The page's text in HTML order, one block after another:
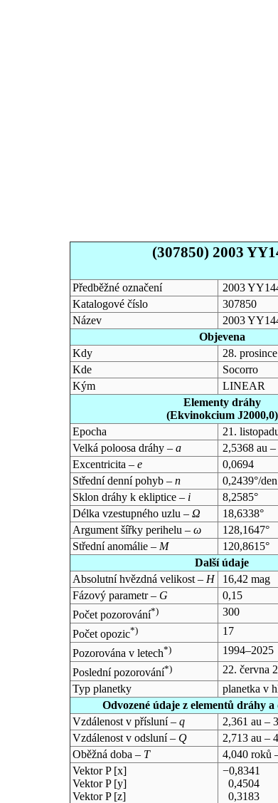
(307850) 2003
Předběžné označení
2003
Katalogové číslo
307850
Název
2003
Objevena
Kdy
28.
Kde
Socorro
Kým
LINEAR
Elementy dráhy
(Ekvinokcium J2000,0)
Epocha
21.
Velká poloosa dráhy – a
2,5368 au
Excentricita – e
0,0694
Střední denní pohyb – n
0,2439°/den
Sklon dráhy k ekliptice – i
8,2585°
Délka vzestupného uzlu – Ω
18,6338°
Argument šířky perihelu – ω
128,1647°
Střední anomálie – M
120,8615°
Další údaje
Absolutní hvězdná velikost – H
16,42 mag
Fázový parametr – G
0,15
Počet pozorování*)
300
Počet opozic*)
17
Pozorována v letech*)
1994–2025
Poslední pozorování*)
22. června
Typ planetky
planetka v
Odvozené údaje z elementů dráhy
Vzdálenost v přísluní – q
2,361 au –
Vzdálenost v odsluní – Q
2,713 au –
Oběžná doba – T
4,040 roků
Vektor P [x]
Vektor P [y]
Vektor P [z]
−0,8341
0,4504
0,3183